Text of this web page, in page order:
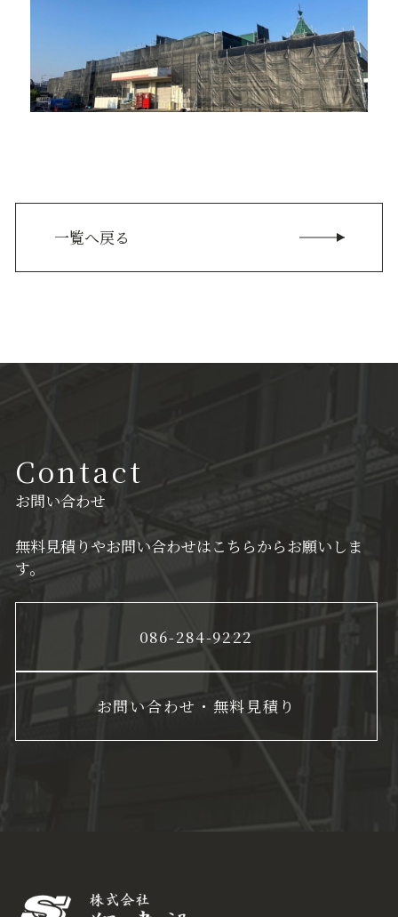
一覧へ戻る
Contact
お問い合わせ
無料見積りやお問い合わせはこちらからお願いしま
す。
086-284-9222
お問い合わせ・無料見積り